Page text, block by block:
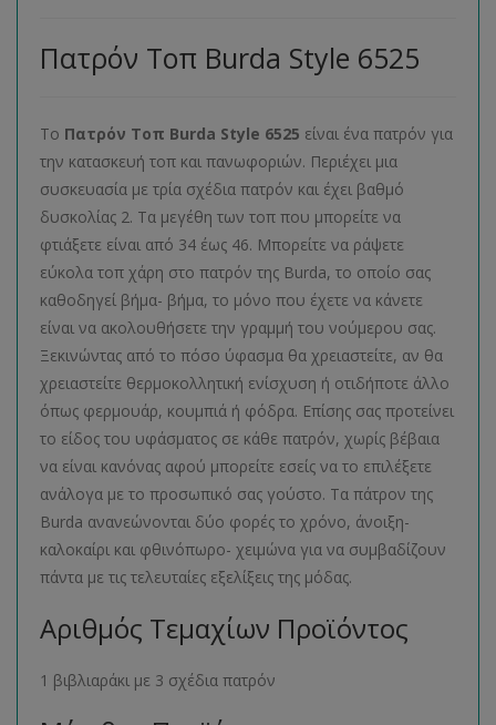
Πατρόν Τοπ Burda Style 6525
Το Πατρόν Τοπ Burda Style 6525 είναι ένα πατρόν για
την κατασκευή τοπ και πανωφοριών. Περιέχει μια
συσκευασία με τρία σχέδια πατρόν και έχει βαθμό
δυσκολίας 2. Τα μεγέθη των τοπ που μπορείτε να
φτιάξετε είναι από 34 έως 46. Μπορείτε να ράψετε
εύκολα τοπ χάρη στο πατρόν της Burda, το οποίο σας
καθοδηγεί βήμα- βήμα, το μόνο που έχετε να κάνετε
είναι να ακολουθήσετε την γραμμή του νούμερου σας.
Ξεκινώντας από το πόσο ύφασμα θα χρειαστείτε, αν θα
χρειαστείτε θερμοκολλητική ενίσχυση ή οτιδήποτε άλλο
όπως φερμουάρ, κουμπιά ή φόδρα. Επίσης σας προτείνει
το είδος του υφάσματος σε κάθε πατρόν, χωρίς βέβαια
να είναι κανόνας αφού μπορείτε εσείς να το επιλέξετε
ανάλογα με το προσωπικό σας γούστο. Τα πάτρον της
Burda ανανεώνονται δύο φορές το χρόνο, άνοιξη-
καλοκαίρι και φθινόπωρο- χειμώνα για να συμβαδίζουν
πάντα με τις τελευταίες εξελίξεις της μόδας.
Αριθμός Τεμαχίων Προϊόντος
1 βιβλιαράκι με 3 σχέδια πατρόν